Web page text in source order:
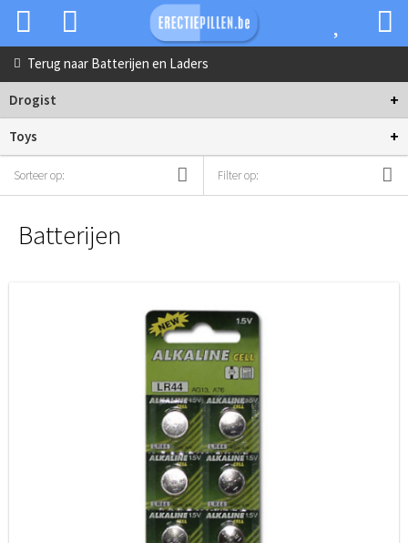
Terug naar Batterijen en Laders
Drogist +
Toys +
Sorteer op: Filter op:
Batterijen